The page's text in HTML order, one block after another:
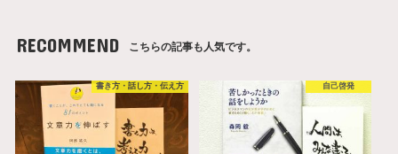
RECOMMEND こちらの記事も人気です。
書き方・話し方・伝え方 自己啓発